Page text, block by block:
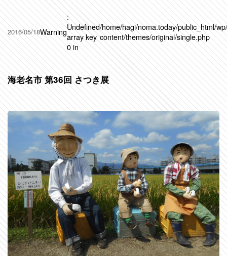
2016/05/18Warning
:
Undefined
array key
0 in
/home/hagi/noma.today/public_html/
content/themes/original/single.php
海老名市 第36回 さつき展